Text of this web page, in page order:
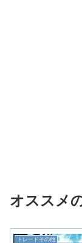
オススメ
トレードその他